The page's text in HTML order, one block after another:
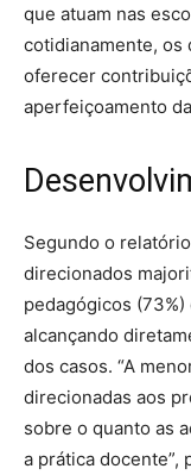
que atuam nas
cotidianamente, os
oferecer
aperfeiçoamento
Segundo o
direcionados
pedagógicos
alcançando
dos casos. “A
direcionadas aos
sobre o quanto as
a prática docente”,